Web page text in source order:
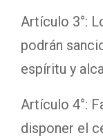
Artículo 3°:
podrán
espíritu y
Artículo 4°:
disponer el